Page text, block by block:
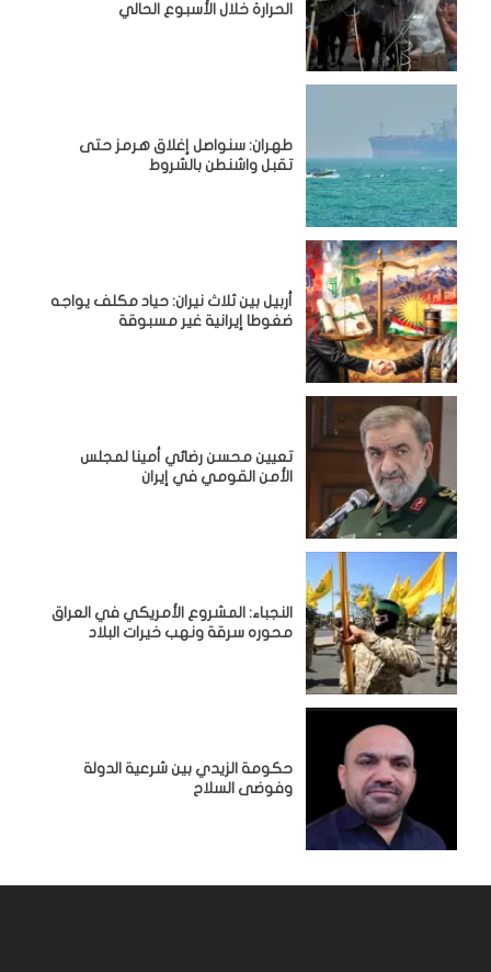
الحرارة خلال الأسبوع الحالي
طهران: سنواصل إغلاق هرمز حتى
تقبل واشنطن بالشروط
أربيل بين ثلاث نيران: حياد مكلف يواجه
ضغوطا إيرانية غير مسبوقة
تعيين محسن رضائي أمينا لمجلس
الأمن القومي في إيران
النجباء: المشروع الأمريكي في العراق
محوره سرقة ونهب خيرات البلاد
حكومة الزيدي بين شرعية الدولة
وفوضى السلاح